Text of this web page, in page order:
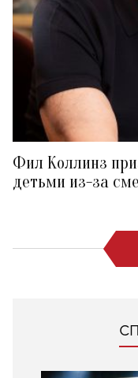
Фил Коллинз
детьми из-за